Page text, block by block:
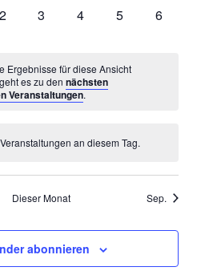
0
2
0
3
0
4
0
5
0
6
Ergebnisse für diese Ansicht
es zu den nächsten
Veranstaltungen.
an diesem Tag.
Dieser Monat Sep.
abonnieren